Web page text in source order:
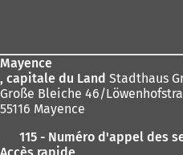
Mayence
, capitale du Land Stadthaus
Große Bleiche 46/
55116 Mayence
115 - Numéro d'appel des